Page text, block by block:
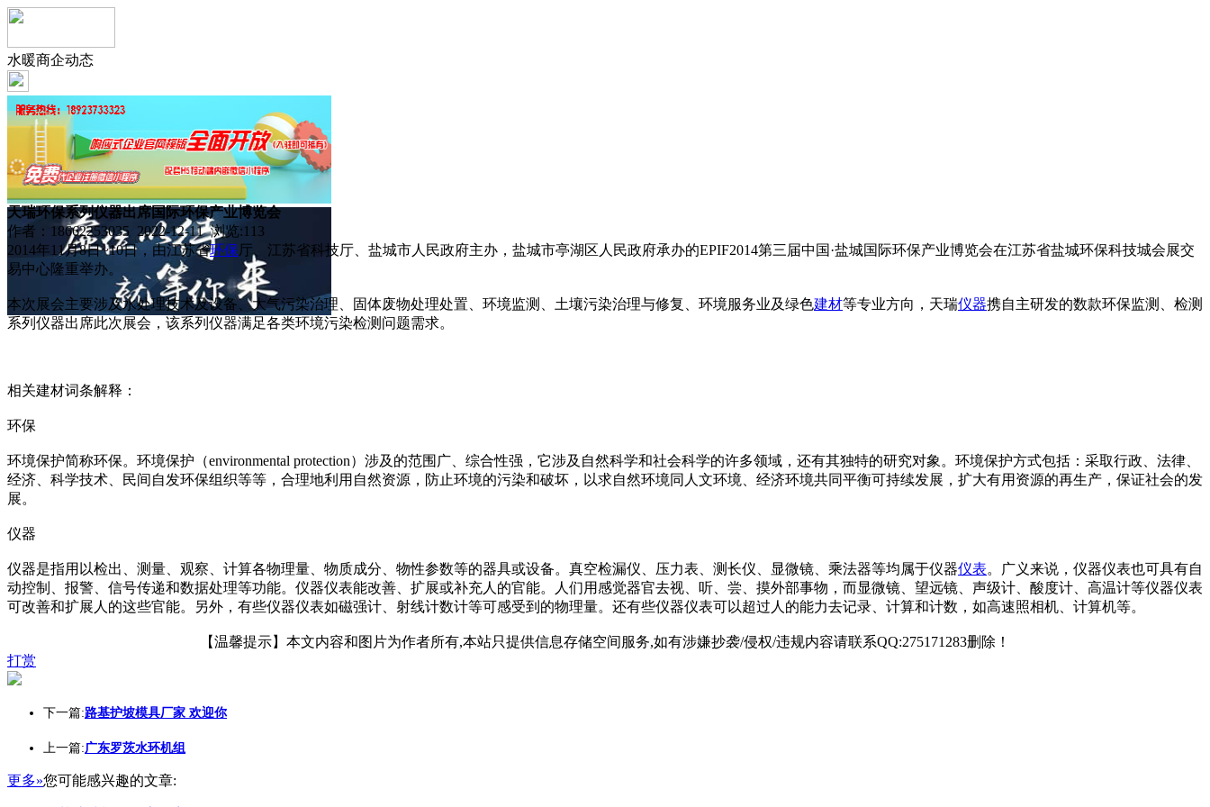
水暖商企动态
天瑞环保系列仪器出席国际环保产业博览会
作者：18662253035 2022-12-11 浏览:113
2014年11月8日~10日，由江苏省环保厅、江苏省科技厅、盐城市人民政府主办，盐城市亭湖区人民政府承办的EPIF2014第三届中国·盐城国际环保产业博览会在江苏省盐城环保科技城会展交
易中心隆重举办。
本次展会主要涉及水处理技术及设备、大气污染治理、固体废物处理处置、环境监测、土壤污染治理与修复、环境服务业及绿色建材等专业方向，天瑞仪器携自主研发的数款环保监测、检测
系列仪器出席此次展会，该系列仪器满足各类环境污染检测问题需求。
相关建材词条解释：
环保
环境保护简称环保。环境保护（environmental protection）涉及的范围广、综合性强，它涉及自然科学和社会科学的许多领域，还有其独特的研究对象。环境保护方式包括：采取行政、法律、
经济、科学技术、民间自发环保组织等等，合理地利用自然资源，防止环境的污染和破坏，以求自然环境同人文环境、经济环境共同平衡可持续发展，扩大有用资源的再生产，保证社会的发
展。
仪器
仪器是指用以检出、测量、观察、计算各物理量、物质成分、物性参数等的器具或设备。真空检漏仪、压力表、测长仪、显微镜、乘法器等均属于仪器仪表。广义来说，仪器仪表也可具有自
动控制、报警、信号传递和数据处理等功能。仪器仪表能改善、扩展或补充人的官能。人们用感觉器官去视、听、尝、摸外部事物，而显微镜、望远镜、声级计、酸度计、高温计等仪器仪表
可改善和扩展人的这些官能。另外，有些仪器仪表如磁强计、射线计数计等可感受到的物理量。还有些仪器仪表可以超过人的能力去记录、计算和计数，如高速照相机、计算机等。
【温馨提示】本文内容和图片为作者所有,本站只提供信息存储空间服务,如有涉嫌抄袭/侵权/违规内容请联系QQ:275171283删除！
打赏
下一篇:路基护坡模具厂家 欢迎你
上一篇:广东罗茨水环机组
更多»您可能感兴趣的文章: